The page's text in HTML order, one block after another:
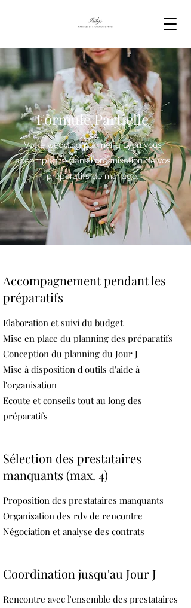
Formule Partielle
Votre wedding planner à Lyon vous
accompagne dans l'organisation de vos
préparatifs de mariage.
Accompagnement pendant les
préparatifs
Elaboration et suivi du budget
Mise en place du planning des préparatifs
Conception du planning du Jour J
Mise à disposition d'outils d'aide à
l'organisation
Ecoute et conseils tout au long des
préparatifs
Sélection des prestataires
manquants (max. 4)
Proposition des prestataires manquants
Organisation des rdv de rencontre
Négociation et analyse des contrats
Coordination jusqu'au Jour J
Rencontre avec l'ensemble des prestataires